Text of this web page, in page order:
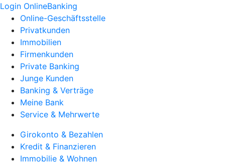
Login OnlineBanking
Online-Geschäftsstelle
Privatkunden
Immobilien
Firmenkunden
Private Banking
Junge Kunden
Banking & Verträge
Meine Bank
Service & Mehrwerte
Girokonto & Bezahlen
Kredit & Finanzieren
Immobilie & Wohnen